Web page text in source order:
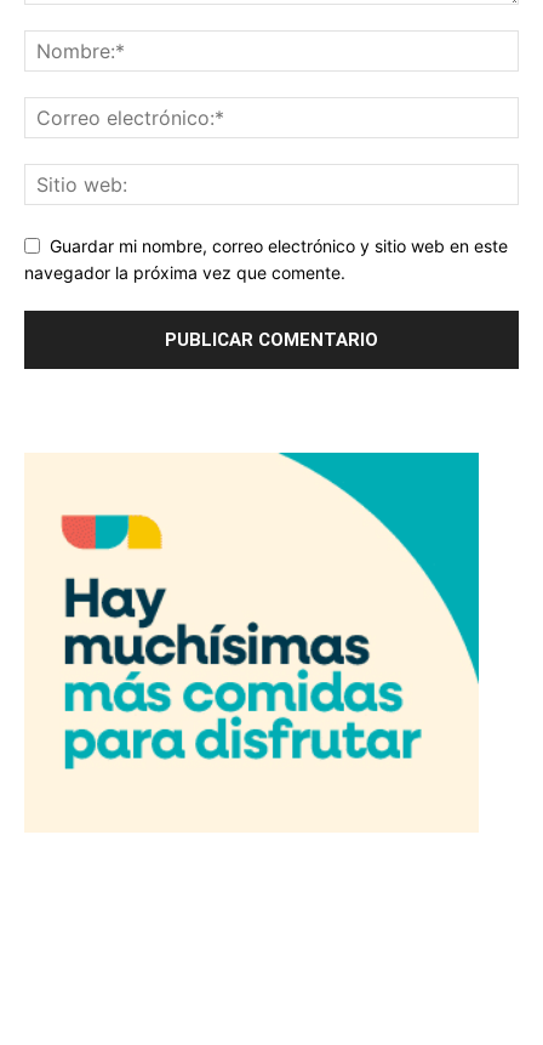
Guardar mi nombre, correo electrónico y sitio web en este
navegador la próxima vez que comente.